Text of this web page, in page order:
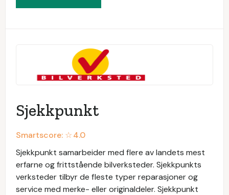
Sjekkpunkt
Smartscore: ☆4.0
Sjekkpunkt samarbeider med flere av landets mest
erfarne og frittstående bilverksteder. Sjekkpunkts
verksteder tilbyr de fleste typer reparasjoner og
service med merke- eller originaldeler. Sjekkpunkt